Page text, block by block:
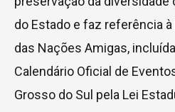
do Estado e faz referência à
das Nações Amigas,
Calendário Oficial de
Grosso do Sul pela Lei